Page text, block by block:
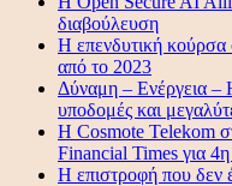
διαβούλευση
Η επενδυτική κούρσα
από το 2023
Δύναμη – Ενέργεια
υποδομές και
Η Cosmote Telekom
Financial Times για
Η επιστροφή που δεν